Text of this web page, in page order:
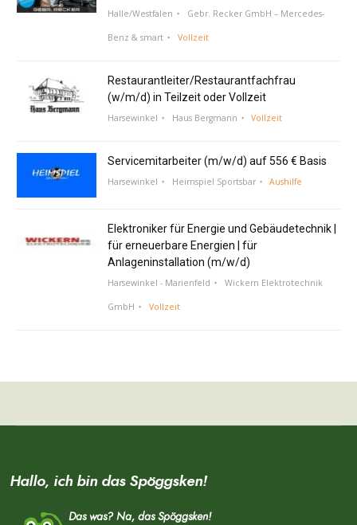
Halle/Westfalen Gebr. Recker GmbH – Mercedes-
Benz & smart Vollzeit
Restaurantleiter/Restaurantfachfrau
(w/m/d) in Teilzeit oder Vollzeit
Harsewinkel Haus Bergmann Vollzeit
Servicemitarbeiter (m/w/d) auf 556 € Basis
Harsewinkel Heimspiel Sportsbar Aushilfe
Elektroniker für Energie und Gebäudetechnik |
für erneuerbare Energien | für
Anlageninstallation (m/w/d)
Harsewinkel - Marienfeld Wickern Elektrotechnik
GmbH Vollzeit
Hallo, ich bin das Spöggsken!
Das was? Na, das Spöggsken!